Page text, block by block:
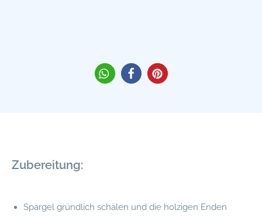
Zubereitung:
Spargel gründlich schälen und die holzigen Enden